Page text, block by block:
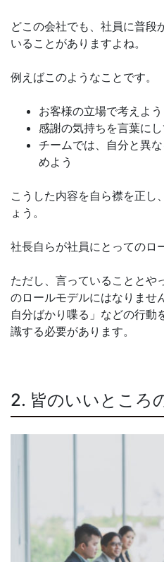
どこの会社でも、社員に普段
いることがありますよね。
例えばこのようなことです。
お客様の立場で考えよう
感謝の気持ちを言葉に
チームでは、自分と異
めよう
こうした内容を自ら襟を正し
ょう。
社長自らが社員にとってのロ
ただし、言っていることとや
のロールモデルにはなりませ
自分ばかり喋る」などの行動
識する必要があります。
2. 皆のいいところ